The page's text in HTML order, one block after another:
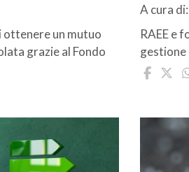
un mutuo
grazie al Fondo
A cura di:
RAEE e
gestione